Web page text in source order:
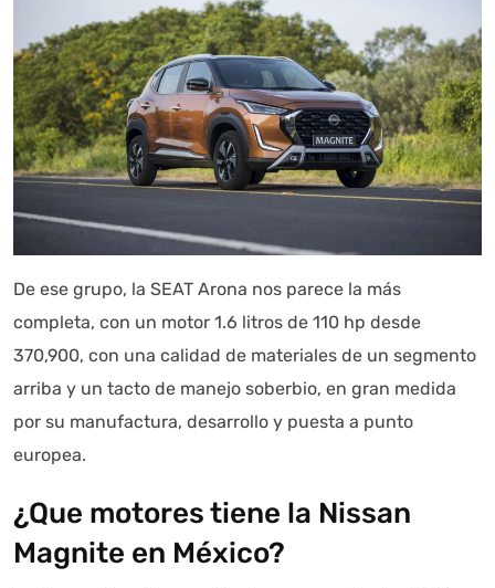
De ese grupo, la SEAT Arona nos parece la más
completa, con un motor 1.6 litros de 110 hp desde
370,900, con una calidad de materiales de un segmento
arriba y un tacto de manejo soberbio, en gran medida
por su manufactura, desarrollo y puesta a punto
europea.
¿Que motores tiene la Nissan
Magnite en México?
información referencial que puede contener errores.
Asistente con IA en desarrollo. Autoanalítica optimiza
diariamente su exactitud."